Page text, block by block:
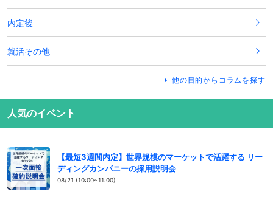
内定後
就活その他
他の目的からコラムを探す
人気のイベント
【最短3週間内定】世界規模のマーケットで活躍する リー
ディングカンパニーの採用説明会
08/21 (10:00~11:00)